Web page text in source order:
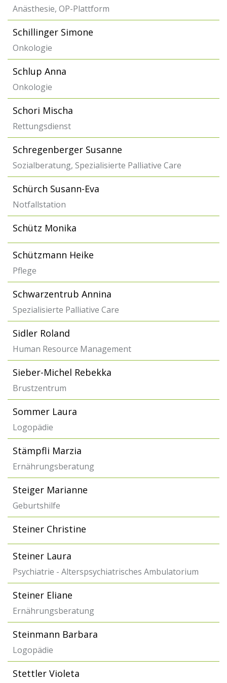
Anästhesie, OP-Plattform
Schillinger Simone
Onkologie
Schlup Anna
Onkologie
Schori Mischa
Rettungsdienst
Schregenberger Susanne
Sozialberatung, Spezialisierte Palliative Care
Schürch Susann-Eva
Notfallstation
Schütz Monika
Schützmann Heike
Pflege
Schwarzentrub Annina
Spezialisierte Palliative Care
Sidler Roland
Human Resource Management
Sieber-Michel Rebekka
Brustzentrum
Sommer Laura
Logopädie
Stämpfli Marzia
Ernährungsberatung
Steiger Marianne
Geburtshilfe
Steiner Christine
Steiner Laura
Psychiatrie - Alterspsychiatrisches Ambulatorium
Steiner Eliane
Ernährungsberatung
Steinmann Barbara
Logopädie
Stettler Violeta